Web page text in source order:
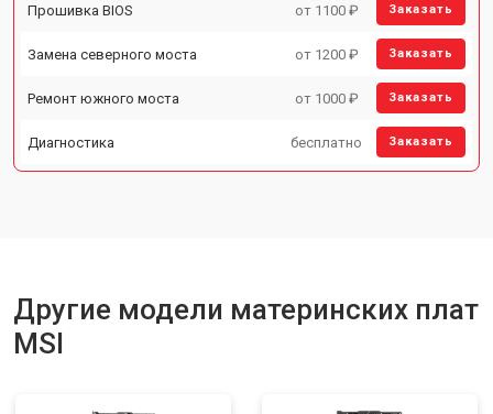
Прошивка BIOS от 1100 ₽ Заказать
Замена северного моста от 1200 ₽ Заказать
Ремонт южного моста от 1000 ₽ Заказать
Диагностика бесплатно Заказать
Другие модели материнских плат
MSI